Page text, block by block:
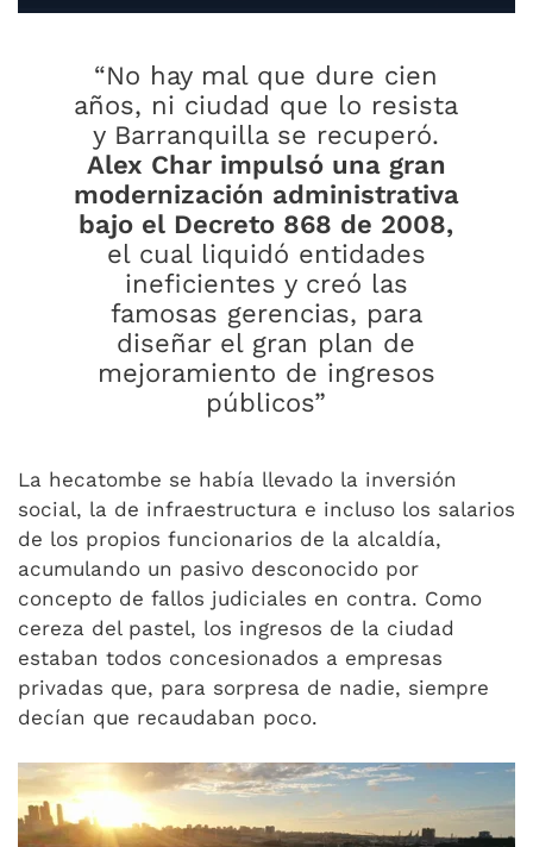
“No hay mal que dure cien
años, ni ciudad que lo resista
y Barranquilla se recuperó.
Alex Char impulsó una gran
modernización administrativa
bajo el Decreto 868 de 2008,
el cual liquidó entidades
ineficientes y creó las
famosas gerencias, para
diseñar el gran plan de
mejoramiento de ingresos
públicos”
La hecatombe se había llevado la inversión
social, la de infraestructura e incluso los salarios
de los propios funcionarios de la alcaldía,
acumulando un pasivo desconocido por
concepto de fallos judiciales en contra. Como
cereza del pastel, los ingresos de la ciudad
estaban todos concesionados a empresas
privadas que, para sorpresa de nadie, siempre
decían que recaudaban poco.